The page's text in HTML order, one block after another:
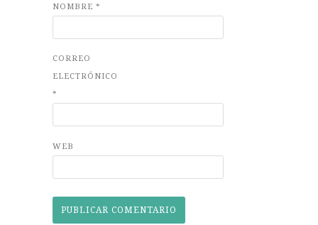
NOMBRE *
CORREO
ELECTRÓNICO
*
WEB